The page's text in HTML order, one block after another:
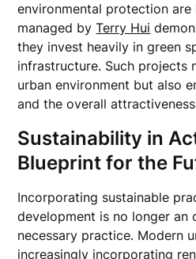
environmental protection are
managed byTerry Hui
they invest heavily in green
infrastructure. Such projects
urban environment but also
and the overall
Sustainability in
Blueprint for the
Incorporating sustainable
development is no longer an
necessary practice. Modern
increasingly incorporating